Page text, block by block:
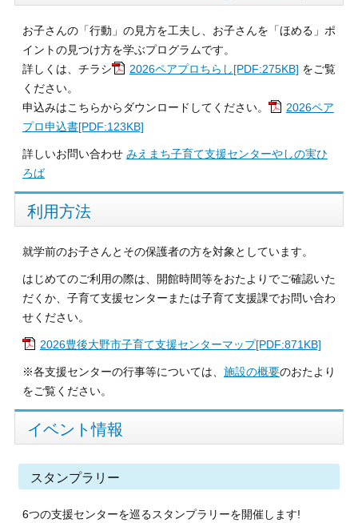
お子さんの「行動」の見方を工夫し、お子さんを「ほめる」ポ
イントの見つけ方を学ぶプログラムです。
詳しくは、チラシ
2026ペアプロちらし[PDF:275KB] をご覧
ください。
申込みはこちらからダウンロードしてください。
2026ペア
プロ申込書[PDF:123KB]
詳しいお問い合わせ みえまち子育て支援センターやしの実ひ
ろば
利用方法
就学前のお子さんとその保護者の方を対象としています。
はじめてのご利用の際は、開館時間等をおたよりでご確認いた
だくか、子育て支援センターまたは子育て支援課でお問い合わ
せください。
2026豊後大野市子育て支援センターマップ[PDF:871KB]
※各支援センターの行事等については、 施設の概要のおたより
をご覧ください。
イベント情報
スタンプラリー
6つの支援センターを巡るスタンプラリーを開催します!